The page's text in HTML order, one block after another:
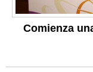
Comienza